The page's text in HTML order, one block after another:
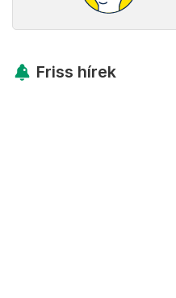
Friss hírek